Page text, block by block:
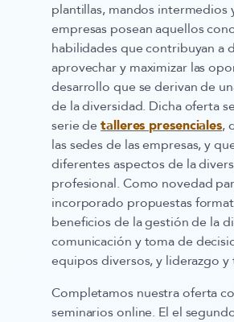
plantillas, mandos intermedios
empresas posean aquellos
habilidades que contribuyan a
aprovechar y maximizar las
desarrollo que se derivan de
de la diversidad. Dicha oferta
serie detalleres presenciales,
las sedes de las empresas, y
diferentes aspectos de la
profesional. Como novedad
incorporado propuestas
beneficios de la gestión de la
comunicación y toma de
equipos diversos, y liderazgo y
Completamos nuestra oferta
seminarios online. El el